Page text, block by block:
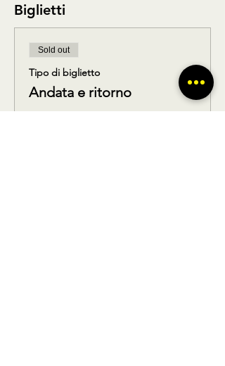
Biglietti
Sold out
Tipo di biglietto
Andata e ritorno